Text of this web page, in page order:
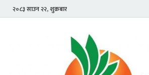
२०८३ साउन २२, शुक्रबार